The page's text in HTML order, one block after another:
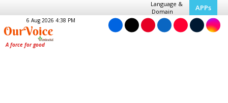
Language &
Domain
APPs
6 Aug 2026 4:38 PM